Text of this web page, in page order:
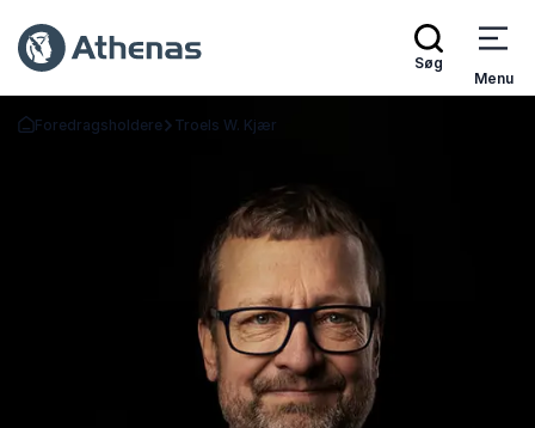
Søg
Menu
Tilbage til forsiden
Foredragsholdere Troels W. Kjær